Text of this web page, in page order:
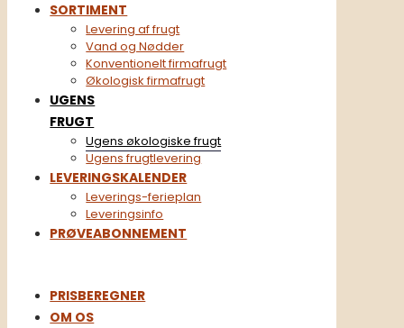
SORTIMENT
Levering af frugt
Vand og Nødder
Konventionelt firmafrugt​
Økologisk firmafrugt
UGENS
FRUGT
Ugens økologiske frugt
Ugens frugtlevering
LEVERINGSKALENDER
Leverings-ferieplan
Leveringsinfo
PRØVEABONNEMENT
PRISBEREGNER
OM OS